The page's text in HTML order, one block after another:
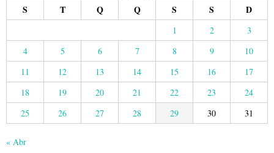
S T Q Q S S D
1 2
3
4
5 6 7 8 9
10
11
12 13 14 15 16
17
18
19 20 21 22 23
24
25
26 27 28 29 30 31
« Abr